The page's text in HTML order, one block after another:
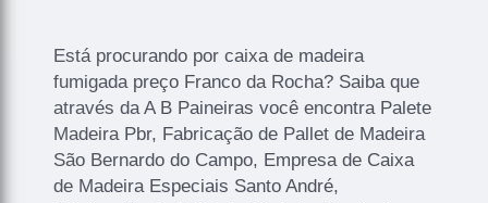
Está procurando por caixa de madeira
fumigada preço Franco da Rocha? Saiba que
através da A B Paineiras você encontra Palete
Madeira Pbr, Fabricação de Pallet de Madeira
São Bernardo do Campo, Empresa de Caixa
de Madeira Especiais Santo André,